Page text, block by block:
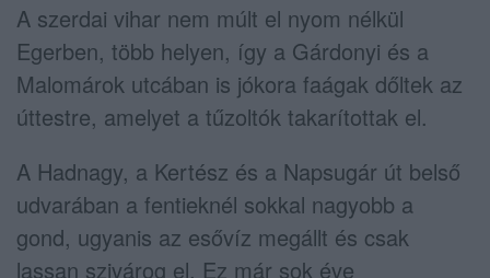
A szerdai vihar nem múlt el nyom nélkül
Egerben, több helyen, így a Gárdonyi és a
Malomárok utcában is jókora faágak dőltek az
úttestre, amelyet a tűzoltók takarítottak el.
A Hadnagy, a Kertész és a Napsugár út belső
udvarában a fentieknél sokkal nagyobb a
gond, ugyanis az esővíz megállt és csak
lassan szivárog el. Ez már sok éve